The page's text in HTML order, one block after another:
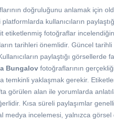
doğruluğunu anlamak için
kullanıcıların
etiketlenmiş fotoğraflar
tarihleri önemlidir. Güncel tarihli
paylaştığı görsellerde
Bungalov fotoğraflarının
temkinli yaklaşmak gerekir.
görülen alan ile yorumlarda
Kısa süreli paylaşımlar
medya incelemesi, yalnızca